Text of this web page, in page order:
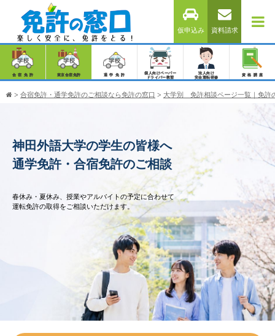
仮申込み 資料請求
合宿免許 東京合宿免許 通学免許
個人向けペーパー
ドライバー教習
法人向け
安全運転研修
資格講座
> 合宿免許・通学免許のご相談なら免許の窓口 > 大学別 免許相談ページ一覧｜免許
神田外語大学の学生の皆様へ
通学免許・合宿免許のご相談
春休み・夏休み、授業やアルバイトの予定に合わせて
運転免許の取得をご相談いただけます。